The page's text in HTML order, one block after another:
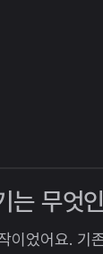
무엇
이었어요. 기